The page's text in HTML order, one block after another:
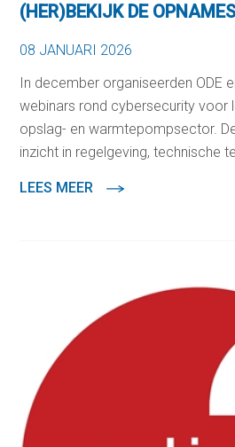
(HER)BEKIJK DE
08 JANUARI 2026
In december organiseerden ODE
webinars rond cybersecurity voor
opslag- en warmtepompsector.
inzicht in regelgeving, technische
LEES MEER